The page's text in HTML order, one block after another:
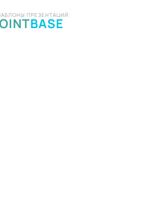
BASE
ПРЕЗЕНТАЦИЙ